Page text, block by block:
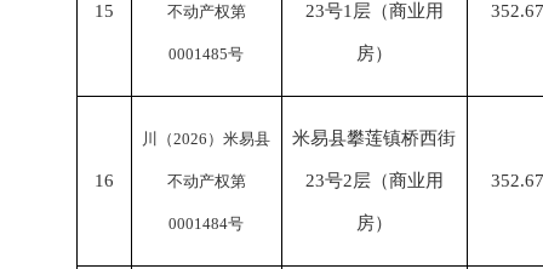
15 不动产权第
0001485号
23号1层（商业用
房）
352.67
16
川（2026）米易县
不动产权第
0001484号
米易县攀莲镇桥西街
23号2层（商业用
房）
352.67